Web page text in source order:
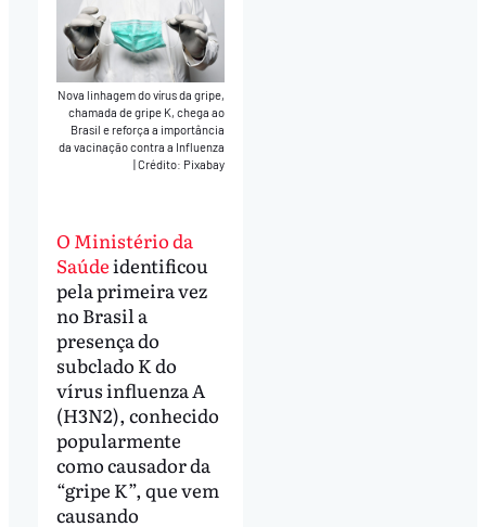
Nova linhagem do vírus da gripe,
chamada de gripe K, chega ao
Brasil e reforça a importância
da vacinação contra a Influenza
|Crédito: Pixabay
O Ministério da
Saúdeidentificou
pela primeira vez
no Brasil a
presença do
subclado K do
vírus influenza A
(H3N2), conhecido
popularmente
como causador da
“gripe K”, que vem
causando